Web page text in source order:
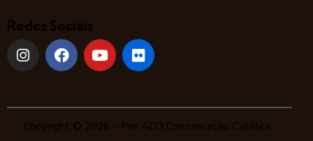
Redes Sociais
Copyright © 2026 – Por AD3 Comunicação Católica .